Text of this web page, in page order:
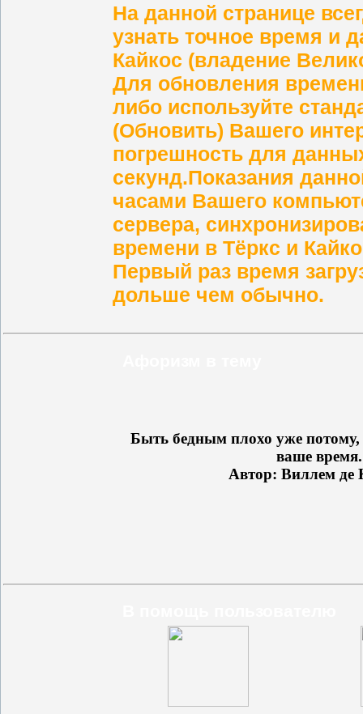
На данной странице
узнать точное время и
Кайкос (владение
Для обновления
либо используйте
(Обновить) Вашего
погрешность для
секунд.Показания
часами Вашего
сервера,
времени в Тёркс и
Первый раз время
дольше чем обычно.
Быть бедным плохо уже потому,
ваше время.
Автор: Виллем де